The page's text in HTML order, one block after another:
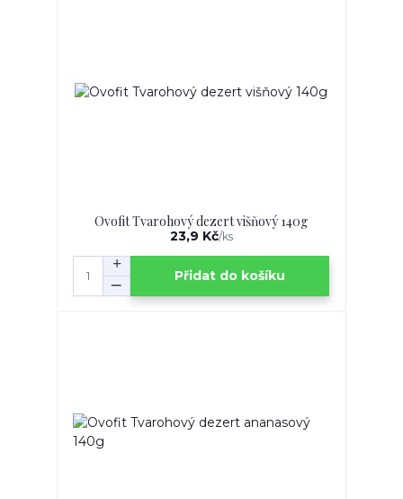
Ovofit Tvarohový dezert višňový 140g
23,9 Kč/ks
Přidat do košíku